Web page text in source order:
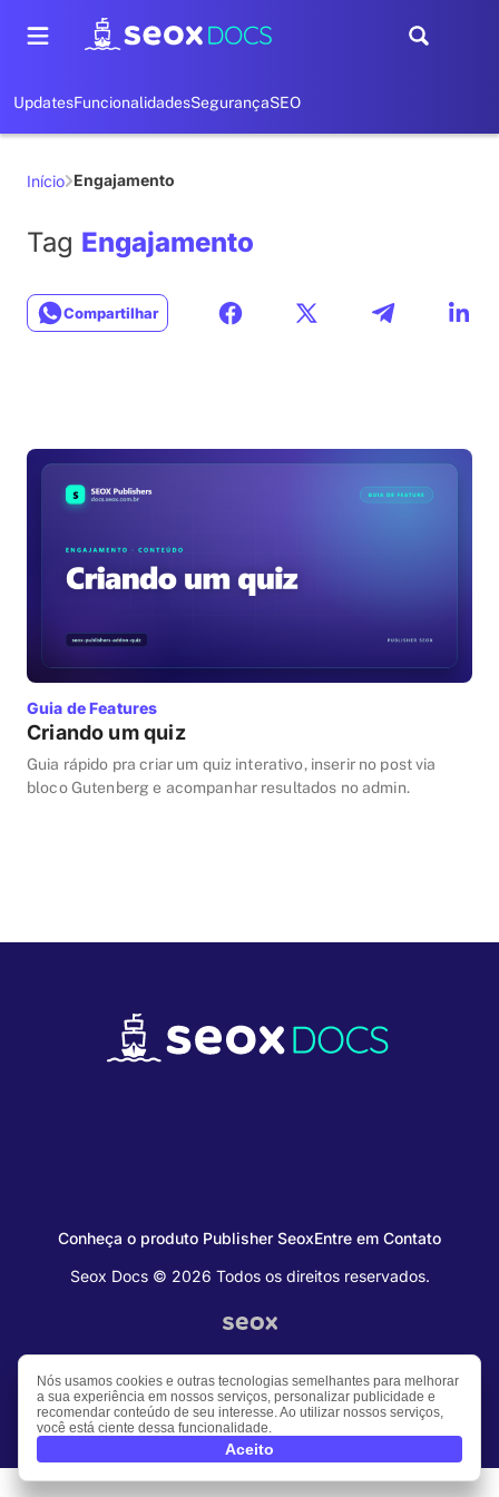
UpdatesFuncionalidadesSegurançaSEO
Início Engajamento
Tag Engajamento
Compartilhar
Guia de Features
Criando um quiz
Guia rápido pra criar um quiz interativo, inserir no post via
bloco Gutenberg e acompanhar resultados no admin.
Seox Docs © 2026 Todos os direitos reservados.
Conheça o produto Publisher SeoxEntre em Contato
Nós usamos cookies e outras tecnologias semelhantes para melhorar
a sua experiência em nossos serviços, personalizar publicidade e
recomendar conteúdo de seu interesse. Ao utilizar nossos serviços,
você está ciente dessa funcionalidade.
Aceito